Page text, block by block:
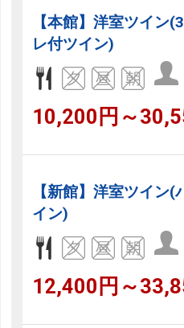
【本館】洋室ツイン
レ付ツイン)
10,200円～
【新館】洋室ツイン
イン)
12,400円～